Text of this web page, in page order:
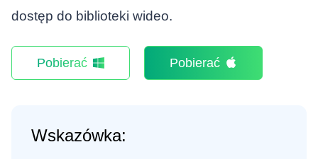
dostęp do biblioteki wideo.
Pobierać Pobierać
Wskazówka: